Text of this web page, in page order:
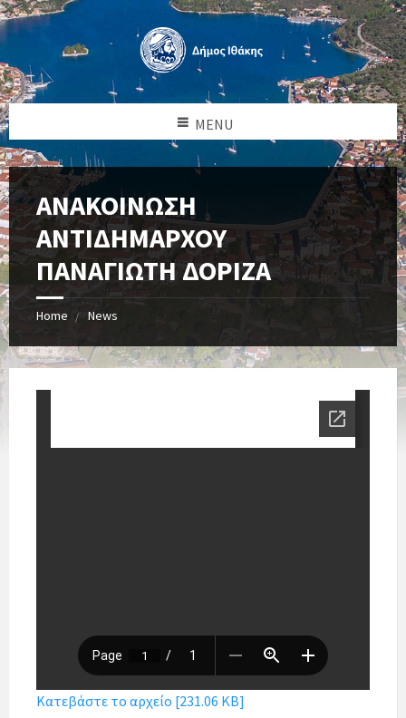
MENU
ΑΝΑΚΟΙΝΩΣΗ
ΑΝΤΙΔΗΜΑΡΧΟΥ
ΠΑΝΑΓΙΩΤΗ ΔΟΡΙΖΑ
Home News
Κατεβάστε το αρχείο [231.06 KB]